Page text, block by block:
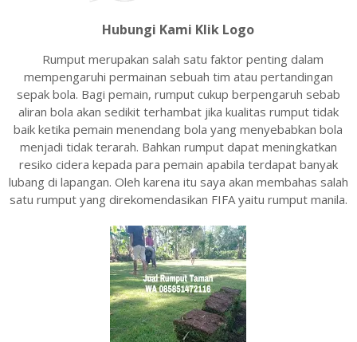
Hubungi Kami Klik Logo
Rumput merupakan salah satu faktor penting dalam
mempengaruhi permainan sebuah tim atau pertandingan
sepak bola. Bagi pemain, rumput cukup berpengaruh sebab
aliran bola akan sedikit terhambat jika kualitas rumput tidak
baik ketika pemain menendang bola yang menyebabkan bola
menjadi tidak terarah. Bahkan rumput dapat meningkatkan
resiko cidera kepada para pemain apabila terdapat banyak
lubang di lapangan. Oleh karena itu saya akan membahas salah
satu rumput yang direkomendasikan FIFA yaitu rumput manila.